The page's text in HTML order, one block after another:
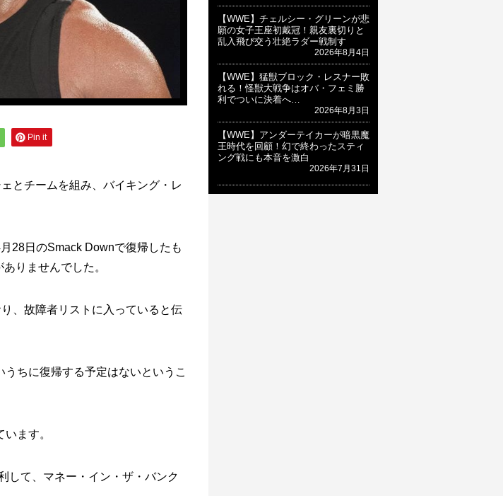
Pin it
とチームを組み、バイキング・レ
28日のSmack Downで復帰したも
りませんでした。
、故障者リストに入っていると伝
ちに復帰する予定はないというこ
ます。
して、マネー・イン・ザ・バンク
【WWE】チェルシー・グリーンが悲
願の女子王座初戴冠！親友裏切りと
乱入飛び交う壮絶ラダー戦制す
2026年8月4日
【WWE】猛獣ブロック・レスナー敗
れる！怪獣大戦争はオバ・フェミ勝
利でついに決着へ…
2026年8月3日
【WWE】アンダーテイカーが暗黒魔
王時代を回顧！幻で終わったスティ
ング戦にも本音を激白
2026年7月31日